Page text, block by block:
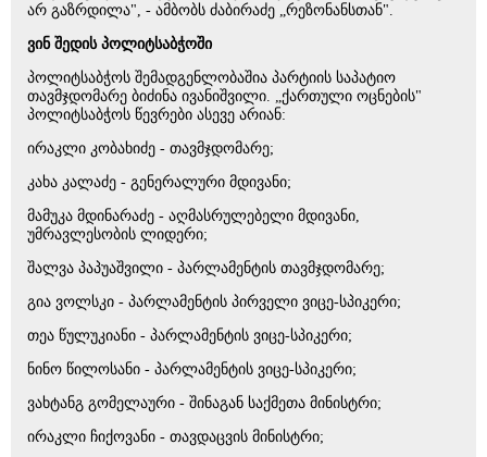
არ გაზრდილა", - ამბობს ძაბირაძე „რეზონანსთან".
ვინ შედის პოლიტსაბჭოში
პოლიტსაბჭოს შემადგენლობაშია პარტიის საპატიო
თავმჯდომარე ბიძინა ივანიშვილი. „ქართული ოცნების"
პოლიტსაბჭოს წევრები ასევე არიან:
ირაკლი კობახიძე - თავმჯდომარე;
კახა კალაძე - გენერალური მდივანი;
მამუკა მდინარაძე - აღმასრულებელი მდივანი,
უმრავლესობის ლიდერი;
შალვა პაპუაშვილი - პარლამენტის თავმჯდომარე;
გია ვოლსკი - პარლამენტის პირველი ვიცე-სპიკერი;
თეა წულუკიანი - პარლამენტის ვიცე-სპიკერი;
ნინო წილოსანი - პარლამენტის ვიცე-სპიკერი;
ვახტანგ გომელაური - შინაგან საქმეთა მინისტრი;
ირაკლი ჩიქოვანი - თავდაცვის მინისტრი;